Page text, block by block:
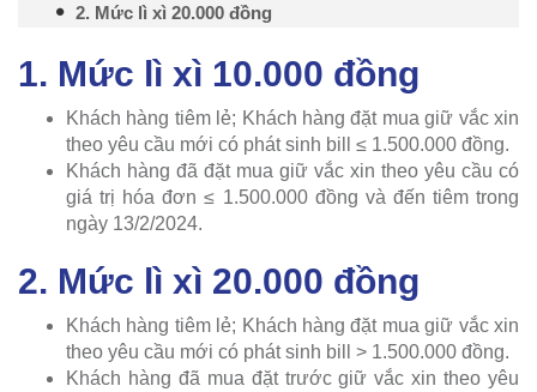
2. Mức lì xì 20.000 đồng
1. Mức lì xì 10.000 đồng
Khách hàng tiêm lẻ; Khách hàng đặt mua giữ vắc xin
theo yêu cầu mới có phát sinh bill ≤ 1.500.000 đồng.
Khách hàng đã đặt mua giữ vắc xin theo yêu cầu có
giá trị hóa đơn ≤ 1.500.000 đồng và đến tiêm trong
ngày 13/2/2024.
2. Mức lì xì 20.000 đồng
Khách hàng tiêm lẻ; Khách hàng đặt mua giữ vắc xin
theo yêu cầu mới có phát sinh bill > 1.500.000 đồng.
Khách hàng đã mua đặt trước giữ vắc xin theo yêu